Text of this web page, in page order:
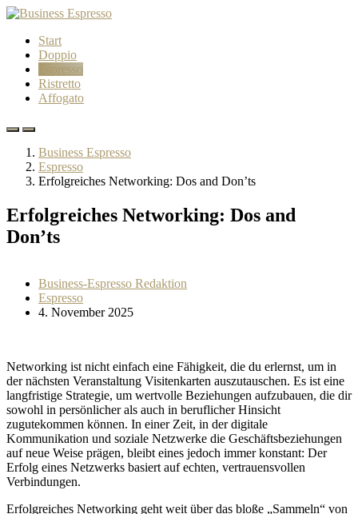
Start
Doppio
Espresso
Ristretto
Affogato
Business Espresso
Espresso
Erfolgreiches Networking: Dos and Don’ts
Erfolgreiches Networking: Dos and
Don’ts
Business-Espresso Redaktion
Espresso
4. November 2025
Networking ist nicht einfach eine Fähigkeit, die du erlernst, um in
der nächsten Veranstaltung Visitenkarten auszutauschen. Es ist eine
langfristige Strategie, um wertvolle Beziehungen aufzubauen, die dir
sowohl in persönlicher als auch in beruflicher Hinsicht
zugutekommen können. In einer Zeit, in der digitale
Kommunikation und soziale Netzwerke die Geschäftsbeziehungen
auf neue Weise prägen, bleibt eines jedoch immer konstant: Der
Erfolg eines Netzwerks basiert auf echten, vertrauensvollen
Verbindungen.
Erfolgreiches Networking geht weit über das bloße „Sammeln“ von